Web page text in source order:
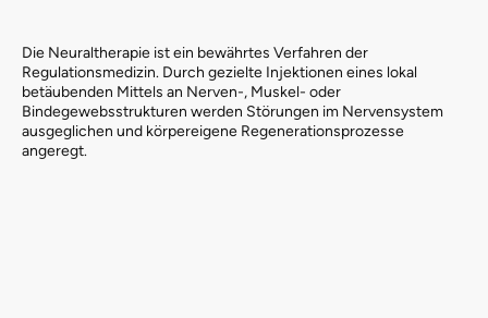
Die Neuraltherapie ist ein bewährtes Verfahren der
Regulationsmedizin. Durch gezielte Injektionen eines lokal
betäubenden Mittels an Nerven-, Muskel- oder
Bindegewebsstrukturen werden Störungen im Nervensystem
ausgeglichen und körpereigene Regenerationsprozesse
angeregt.